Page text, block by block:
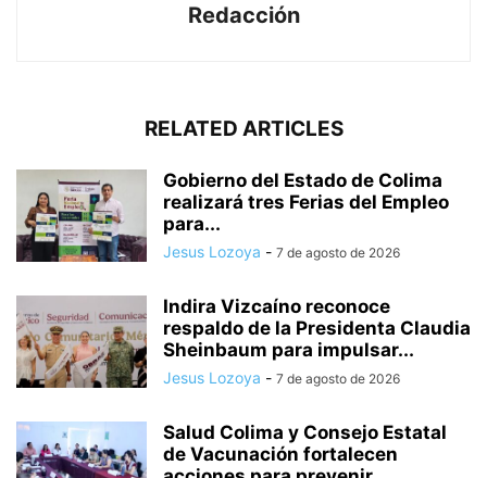
Redacción
RELATED ARTICLES
Gobierno del Estado de Colima
realizará tres Ferias del Empleo
para...
Jesus Lozoya - 7 de agosto de 2026
Indira Vizcaíno reconoce
respaldo de la Presidenta Claudia
Sheinbaum para impulsar...
Jesus Lozoya - 7 de agosto de 2026
Salud Colima y Consejo Estatal
de Vacunación fortalecen